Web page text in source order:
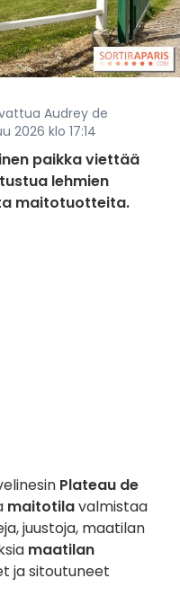
Audrey de
2026 klo 17:14
paikka viettää
lehmien
maitotuotteita.
Plateau de
maitotilavalmistaa
juustoja, maatilan
maatilan
ja sitoutuneet